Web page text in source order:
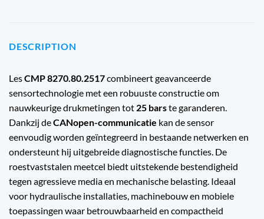
DESCRIPTION
LesCMP 8270.80.2517combineert geavanceerde
sensortechnologie met een robuuste constructie om
nauwkeurige drukmetingen tot 25 barste garanderen.
Dankzij deCANopen-communicatie kan de sensor
eenvoudig worden geïntegreerd in bestaande netwerken en
ondersteunt hij uitgebreide diagnostische functies. De
roestvaststalen meetcel biedt uitstekende bestendigheid
tegen agressieve media en mechanische belasting. Ideaal
voor hydraulische installaties, machinebouw en mobiele
toepassingen waar betrouwbaarheid en compactheid